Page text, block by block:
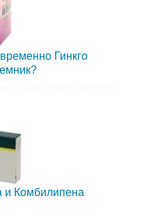
Гинкго
и Комбилипена